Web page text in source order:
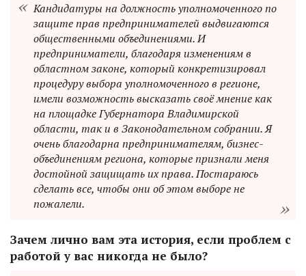
Кандидатуры на должность уполномоченного по
защите прав предпринимателей выдвигаются
общественными объединениями. И
предприниматели, благодаря изменениям в
областном законе, который конкретизировал
процедуру выбора уполномоченного в регионе,
имели возможность высказать своё мнение как
на площадке Губернатора Владимирской
области, так и в Законодательном собрании. Я
очень благодарна предпринимателям, бизнес-
объединениям региона, которые признали меня
достойной защищать их права. Постараюсь
сделать все, чтобы они об этом выборе не
пожалели.
Зачем лично вам эта история, если проблем с
работой у вас никогда не было?